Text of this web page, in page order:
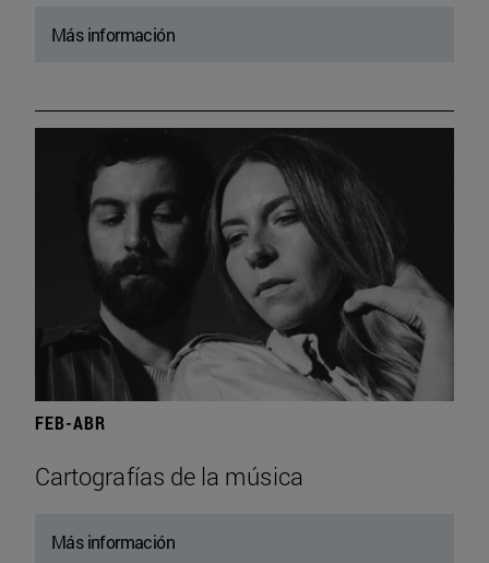
Más información
FEB-ABR
Cartografías de la música
Más información